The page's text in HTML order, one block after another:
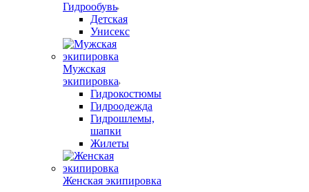
Гидрообувь
Детская
Унисекс
Мужская
экипировка
Гидрокостюмы
Гидроодежда
Гидрошлемы,
шапки
Жилеты
Женская экипировка